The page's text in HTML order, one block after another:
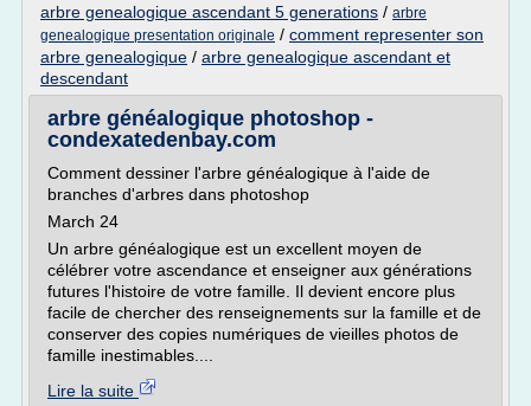
arbre genealogique ascendant 5 generations / arbre
genealogique presentation originale / comment representer son
arbre genealogique / arbre genealogique ascendant et
descendant
arbre généalogique photoshop -
condexatedenbay.com
Comment dessiner l'arbre généalogique à l'aide de
branches d'arbres dans photoshop
March 24
Un arbre généalogique est un excellent moyen de
célébrer votre ascendance et enseigner aux générations
futures l'histoire de votre famille. Il devient encore plus
facile de chercher des renseignements sur la famille et de
conserver des copies numériques de vieilles photos de
famille inestimables....
Lire la suite